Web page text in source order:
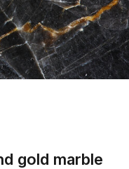
gold marble